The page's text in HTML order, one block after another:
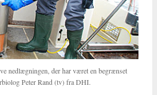
nedlægningen, der har været en begrænset
Peter Rand (tv) fra DHI.